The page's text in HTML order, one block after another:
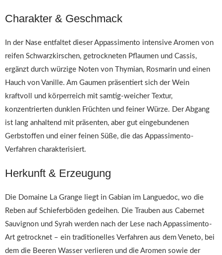
Charakter & Geschmack
In der Nase entfaltet dieser Appassimento intensive Aromen von
reifen Schwarzkirschen, getrockneten Pflaumen und Cassis,
ergänzt durch würzige Noten von Thymian, Rosmarin und einen
Hauch von Vanille. Am Gaumen präsentiert sich der Wein
kraftvoll und körperreich mit samtig-weicher Textur,
konzentrierten dunklen Früchten und feiner Würze. Der Abgang
ist lang anhaltend mit präsenten, aber gut eingebundenen
Gerbstoffen und einer feinen Süße, die das Appassimento-
Verfahren charakterisiert.
Herkunft & Erzeugung
Die Domaine La Grange liegt in Gabian im Languedoc, wo die
Reben auf Schieferböden gedeihen. Die Trauben aus Cabernet
Sauvignon und Syrah werden nach der Lese nach Appassimento-
Art getrocknet – ein traditionelles Verfahren aus dem Veneto, bei
dem die Beeren Wasser verlieren und die Aromen sowie der